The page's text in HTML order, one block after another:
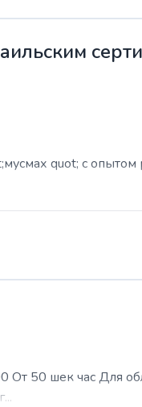
quot; с
шек час Для